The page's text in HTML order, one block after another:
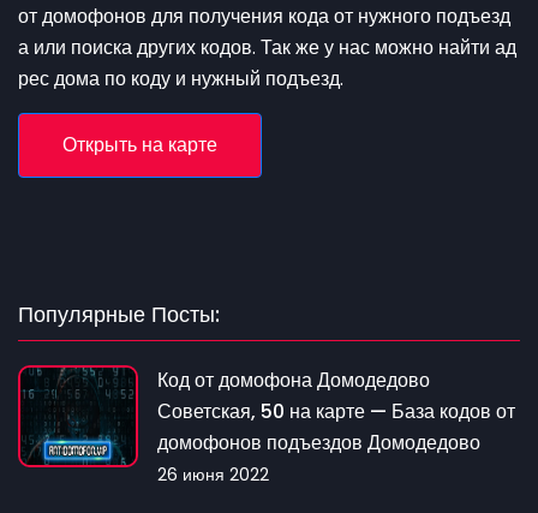
от домофонов для получения кода от нужного подъезд
а или поиска других кодов. Так же у нас можно найти ад
рес дома по коду и нужный подъезд.
Открыть на карте
Популярные Посты:
Код от домофона Домодедово
Советская, 50 на карте — База кодов от
домофонов подъездов Домодедово
26 июня 2022